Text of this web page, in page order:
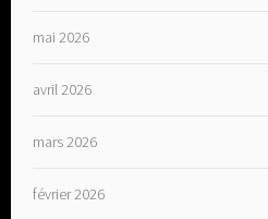
mai 2026
avril 2026
mars 2026
février 2026